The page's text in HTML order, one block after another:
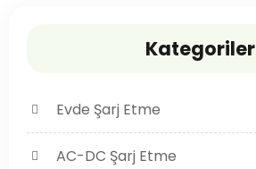
Kategoriler
Evde Şarj Etme
AC-DC Şarj Etme